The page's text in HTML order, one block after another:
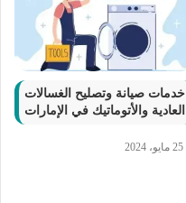
خدمات صيانة وتصليح الغسالات
العادية والأتوماتيك في الإمارات
25 مايو، 2024